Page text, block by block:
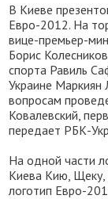
В Киеве
Евро-2012. На
вице-премьер-
Борис
спорта Равиль
Украине Маркиян
вопросам
Ковалевский,
передает РБК-
На одной части
Киева Кию, Щеку,
логотип Евро-